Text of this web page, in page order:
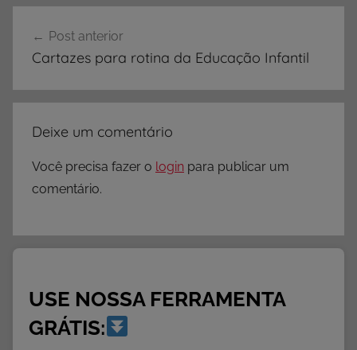
de
Post anterior
Cartazes para rotina da Educação Infantil
Deixe um comentário
Você precisa fazer o login para publicar um
comentário.
USE NOSSA FERRAMENTA
GRÁTIS: